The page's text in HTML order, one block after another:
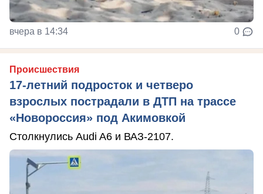
вчера в 14:34 0
Происшествия
17-летний подросток и четверо
взрослых пострадали в ДТП на трассе
«Новороссия» под Акимовкой
Столкнулись Audi A6 и ВАЗ-2107.